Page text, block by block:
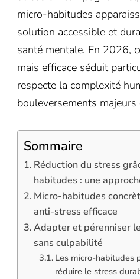
micro-habitudes
solution accessible et
santé mentale. En 2026,
mais efficace séduit
respecte la complexité
bouleversements
Sommaire
Réduction du stress
habitudes : une
Micro-habitudes
anti-stress efficace
Adapter et pérenniser
sans culpabilité
Les micro-habitudes
réduire le stress